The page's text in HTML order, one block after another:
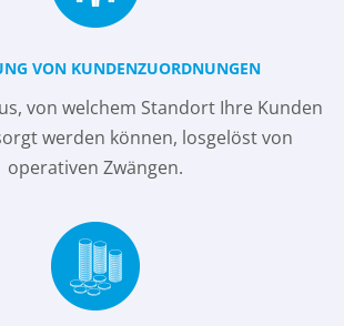
VON KUNDENZUORDNUNGEN
von welchem Standort Ihre Kunden
werden können, losgelöst von
operativen Zwängen.